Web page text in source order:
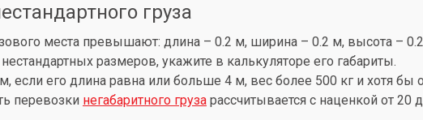
груза
места превышают: длина – 0.2 м, ширина – 0.2 м, высота –
размеров, укажите в калькуляторе его габариты.
если его длина равна или больше 4 м, вес более 500 кг и хотя
перевозки негабаритного груза рассчитывается с наценкой от 20